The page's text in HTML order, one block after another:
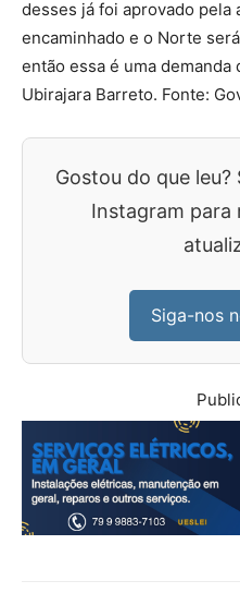
desses já foi aprovado pela
encaminhado e o Norte
então essa é uma demanda
Ubirajara Barreto. Fonte:
Gostou do que leu?
Instagram para
Siga-nos